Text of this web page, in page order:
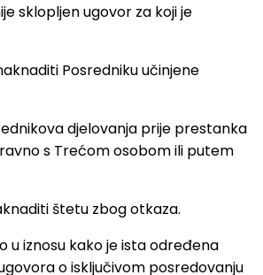
sklopljen ugovor za koji je
Posredniku učinjene
djelovanja prije prestanka
s Trećom osobom ili putem
štetu zbog otkaza.
u iznosu kako je ista određena
o isključivom posredovanju